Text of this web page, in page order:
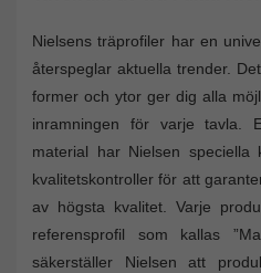
Nielsens träprofiler har en
återspeglar aktuella trender.
former och ytor ger dig alla
inramningen för varje tavla.
material har Nielsen speciella
kvalitetskontroller för att
av högsta kvalitet. Varje
referensprofil som kallas
säkerställer Nielsen att